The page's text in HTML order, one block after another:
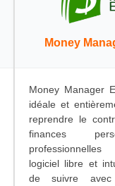
Money
Money Manager
idéale et
reprendre le
finances
logiciel libre et
de suivre